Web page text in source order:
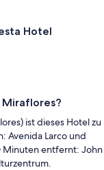
Hotel
ist dieses Hotel zu
Avenida Larco und
Minuten entfernt: John